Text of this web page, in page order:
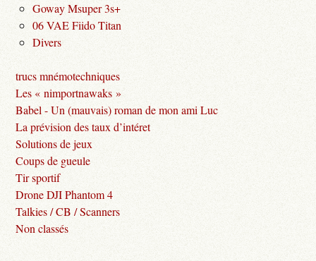
Goway Msuper 3s+
06 VAE Fiido Titan
Divers
trucs mnémotechniques
Les « nimportnawaks »
Babel - Un (mauvais) roman de mon ami Luc
La prévision des taux d’intéret
Solutions de jeux
Coups de gueule
Tir sportif
Drone DJI Phantom 4
Talkies / CB / Scanners
Non classés